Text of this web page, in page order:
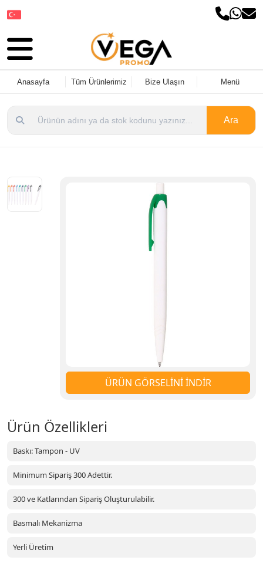
Anasayfa Tüm Ürünlerimiz Bize Ulaşın Menü
Ara
ÜRÜN GÖRSELİNİ İNDİR
Ürün Özellikleri
Baskı: Tampon - UV
Minimum Sipariş 300 Adettir.
300 ve Katlarından Sipariş Oluşturulabilir.
Basmalı Mekanizma
Yerli Üretim